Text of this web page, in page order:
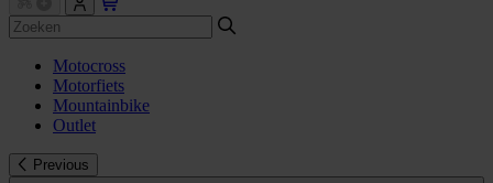
Motocross
Motorfiets
Mountainbike
Outlet
Previous